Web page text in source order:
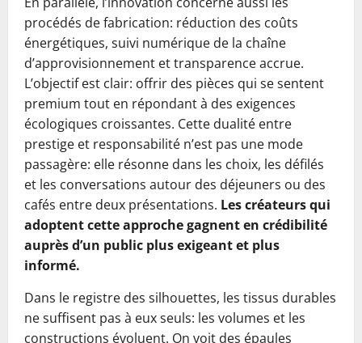
procédés de fabrication: réduction des coûts
énergétiques, suivi numérique de la chaîne
d’approvisionnement et transparence accrue.
L’objectif est clair: offrir des pièces qui se sentent
premium tout en répondant à des exigences
écologiques croissantes. Cette dualité entre
prestige et responsabilité n’est pas une mode
passagère: elle résonne dans les choix, les défilés
et les conversations autour des déjeuners ou des
cafés entre deux présentations. Les créateurs qui
adoptent cette approche gagnent en crédibilité
auprès d’un public plus exigeant et plus
informé.
Dans le registre des silhouettes, les tissus durables
ne suffisent pas à eux seuls: les volumes et les
constructions évoluent. On voit des épaules